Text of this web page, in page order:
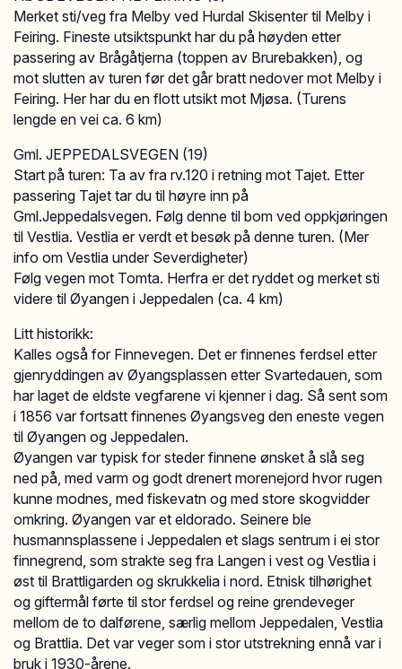
Merket sti/veg fra Melby ved Hurdal Skisenter til Melby i
Feiring. Fineste utsiktspunkt har du på høyden etter
passering av Brågåtjerna (toppen av Brurebakken), og
mot slutten av turen før det går bratt nedover mot Melby i
Feiring. Her har du en flott utsikt mot Mjøsa. (Turens
lengde en vei ca. 6 km)
Gml. JEPPEDALSVEGEN (19)
Start på turen: Ta av fra rv.120 i retning mot Tajet. Etter
passering Tajet tar du til høyre inn på
Gml.Jeppedalsvegen. Følg denne til bom ved oppkjøringen
til Vestlia. Vestlia er verdt et besøk på denne turen. (Mer
info om Vestlia under Severdigheter)
Følg vegen mot Tomta. Herfra er det ryddet og merket sti
videre til Øyangen i Jeppedalen (ca. 4 km)
Litt historikk:
Kalles også for Finnevegen. Det er finnenes ferdsel etter
gjenryddingen av Øyangsplassen etter Svartedauen, som
har laget de eldste vegfarene vi kjenner i dag. Så sent som
i 1856 var fortsatt finnenes Øyangsveg den eneste vegen
til Øyangen og Jeppedalen.
Øyangen var typisk for steder finnene ønsket å slå seg
ned på, med varm og godt drenert morenejord hvor rugen
kunne modnes, med fiskevatn og med store skogvidder
omkring. Øyangen var et eldorado. Seinere ble
husmannsplassene i Jeppedalen et slags sentrum i ei stor
finnegrend, som strakte seg fra Langen i vest og Vestlia i
øst til Brattligarden og skrukkelia i nord. Etnisk tilhørighet
og giftermål førte til stor ferdsel og reine grendeveger
mellom de to dalførene, særlig mellom Jeppedalen, Vestlia
og Brattlia. Det var veger som i stor utstrekning ennå var i
bruk i 1930-årene.